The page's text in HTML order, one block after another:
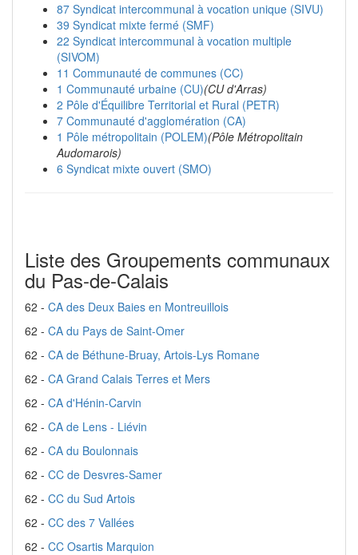
87 Syndicat intercommunal à vocation unique (SIVU)
39 Syndicat mixte fermé (SMF)
22 Syndicat intercommunal à vocation multiple
(SIVOM)
11 Communauté de communes (CC)
1 Communauté urbaine (CU)(CU d'Arras)
2 Pôle d'Équilibre Territorial et Rural (PETR)
7 Communauté d'agglomération (CA)
1 Pôle métropolitain (POLEM)(Pôle Métropolitain
Audomarois)
6 Syndicat mixte ouvert (SMO)
Liste des Groupements communaux
du Pas-de-Calais
62 - CA des Deux Baies en Montreuillois
62 - CA du Pays de Saint-Omer
62 - CA de Béthune-Bruay, Artois-Lys Romane
62 - CA Grand Calais Terres et Mers
62 - CA d'Hénin-Carvin
62 - CA de Lens - Liévin
62 - CA du Boulonnais
62 - CC de Desvres-Samer
62 - CC du Sud Artois
62 - CC des 7 Vallées
62 - CC Osartis Marquion